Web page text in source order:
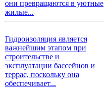
они превращаются в уютные
жилые...
Гидроизоляция является
важнейшим этапом при
строительстве и
эксплуатации бассейнов и
террас, поскольку она
обеспечивает...